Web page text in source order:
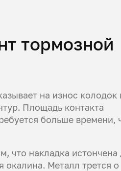
тормозной
на износ колодок
Площадь контакта
больше времени,
что накладка истончена
окалина. Металл трется о